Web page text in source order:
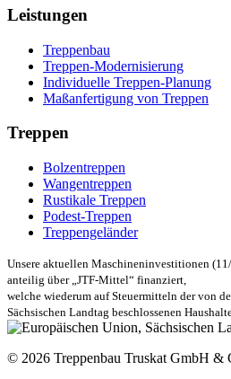
Leistungen
Treppenbau
Treppen-Modernisierung
Individuelle Treppen-Planung
Maßanfertigung von Treppen
Treppen
Bolzentreppen
Wangentreppen
Rustikale Treppen
Podest-Treppen
Treppengeländer
Unsere aktuellen Maschineninvestitionen
anteilig über „JTF-Mittel“ finanziert,
welche wiederum auf Steuermitteln der von
Sächsischen Landtag beschlossenen
© 2026 Treppenbau Truskat GmbH &